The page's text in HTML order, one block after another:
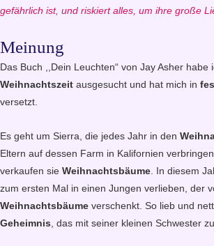
gefährlich ist, und riskiert alles, um ihre große
Meinung
Das Buch ,,Dein Leuchten“ von Jay Asher habe
Weihnachtszeit ausgesucht und hat mich in
versetzt.
Es geht um Sierra, die jedes Jahr in den
Eltern auf dessen Farm in Kalifornien
verkaufen sie Weihnachtsbäume. In diesem
zum ersten Mal in einen Jungen verlieben, der
Weihnachtsbäume verschenkt. So lieb und
Geheimnis, das mit seiner kleinen Schwester